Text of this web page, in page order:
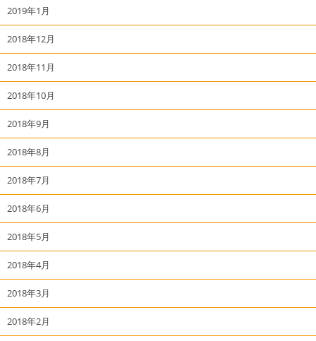
2019年1月
2018年12月
2018年11月
2018年10月
2018年9月
2018年8月
2018年7月
2018年6月
2018年5月
2018年4月
2018年3月
2018年2月